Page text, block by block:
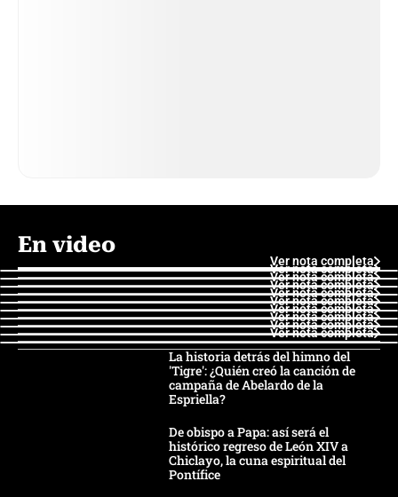
En video
Ver nota completa
Ver nota completa
Ver nota completa
Ver nota completa
Ver nota completa
Ver nota completa
Ver nota completa
Ver nota completa
Ver nota completa
Ver nota completa
La historia detrás del himno del
'Tigre': ¿Quién creó la canción de
campaña de Abelardo de la
Espriella?
De obispo a Papa: así será el
histórico regreso de León XIV a
Chiclayo, la cuna espiritual del
Pontífice